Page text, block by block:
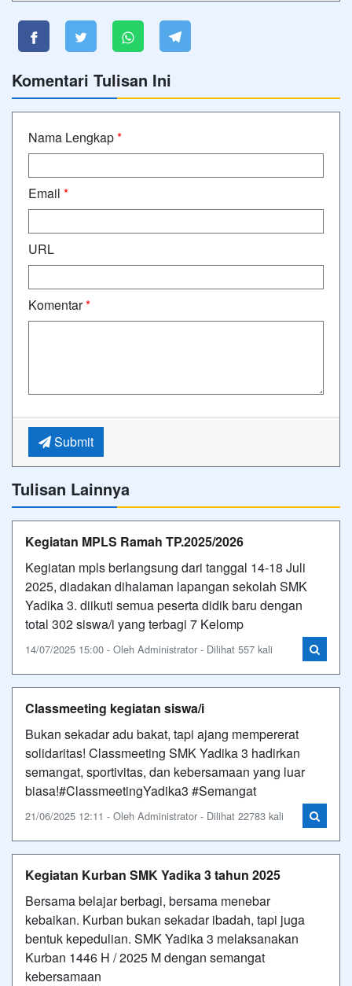
Komentari Tulisan Ini
Nama Lengkap*
Email *
URL
Komentar*
Submit
Tulisan Lainnya
Kegiatan MPLS Ramah TP.2025/2026
Kegiatan mpls berlangsung dari tanggal 14-18 Juli
2025, diadakan dihalaman lapangan sekolah SMK
Yadika 3. diikuti semua peserta didik baru dengan
total 302 siswa/i yang terbagi 7 Kelomp
14/07/2025 15:00 - Oleh Administrator - Dilihat 557 kali
Classmeeting kegiatan siswa/i
Bukan sekadar adu bakat, tapi ajang mempererat
solidaritas! Classmeeting SMK Yadika 3 hadirkan
semangat, sportivitas, dan kebersamaan yang luar
biasa!#ClassmeetingYadika3 #Semangat
21/06/2025 12:11 - Oleh Administrator - Dilihat 22783 kali
Kegiatan Kurban SMK Yadika 3 tahun 2025
Bersama belajar berbagi, bersama menebar
kebaikan. Kurban bukan sekadar ibadah, tapi juga
bentuk kepedulian. SMK Yadika 3 melaksanakan
Kurban 1446 H / 2025 M dengan semangat
kebersamaan